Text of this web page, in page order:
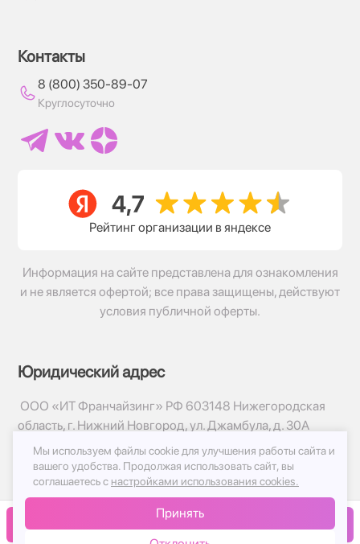
В корзину
Контакты
8 (800) 350-89-07
Круглосуточно
Рейтинг организации в яндексе
Информация на сайте представлена для ознакомления
и не является офертой; все права защищены, действуют
условия публичной оферты.
Юридический адрес
ООО «ИТ Франчайзинг» РФ 603148 Нижегородская
область, г. Нижний Новгород, ул. Джамбула, д. 30А
© 2017-2026г, База Цветов 24.ру
Политика конфиденциальности
Публичная оферта
Мы используем файлы cookie для улучшения работы сайта и
вашего удобства. Продолжая использовать сайт, вы
соглашаетесь с настройками использования cookies.
Принять